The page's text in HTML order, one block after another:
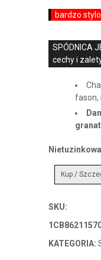
bardzo
SPÓDNICA
cechy i
fason,
Kup /
SKU:
KATEGORIA: